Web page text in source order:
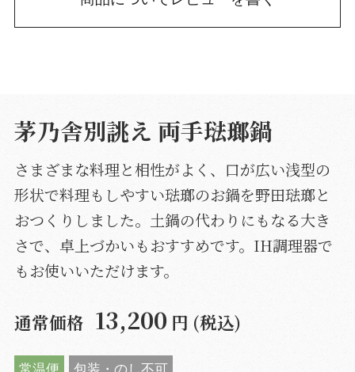
茅乃舎別誂え 両手琺瑯鍋
さまざまな料理と相性がよく、口が広い浅型の
形状で料理もしやすい琺瑯のお鍋を野田琺瑯と
おつくりしました。土鍋の代わりにもなる大き
さで、卓上づかいもおすすめです。IH調理器で
もお使いいただけます。
通常価格 13,200 円 (税込)
常温便 包装・のし不可